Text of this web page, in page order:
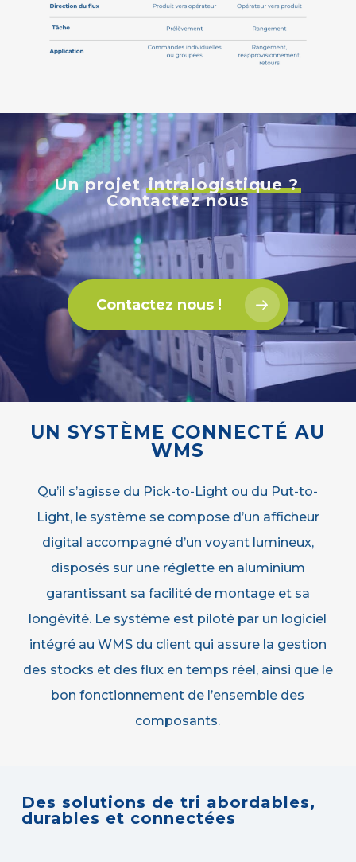
Un projetintralogistique ?
Contactez nous
Contactez nous !
UN SYSTÈME CONNECTÉ AU
WMS
Qu’il s’agisse du Pick-to-Light ou du Put-to-
Light, le système se compose d’un afficheur
digital accompagné d’un voyant lumineux,
disposés sur une réglette en aluminium
garantissant sa facilité de montage et sa
longévité. Le système est piloté par un logiciel
intégré au WMS du client qui assure la gestion
des stocks et des flux en temps réel, ainsi que le
bon fonctionnement de l’ensemble des
composants.
Des solutions de tri abordables,
durables et connectées